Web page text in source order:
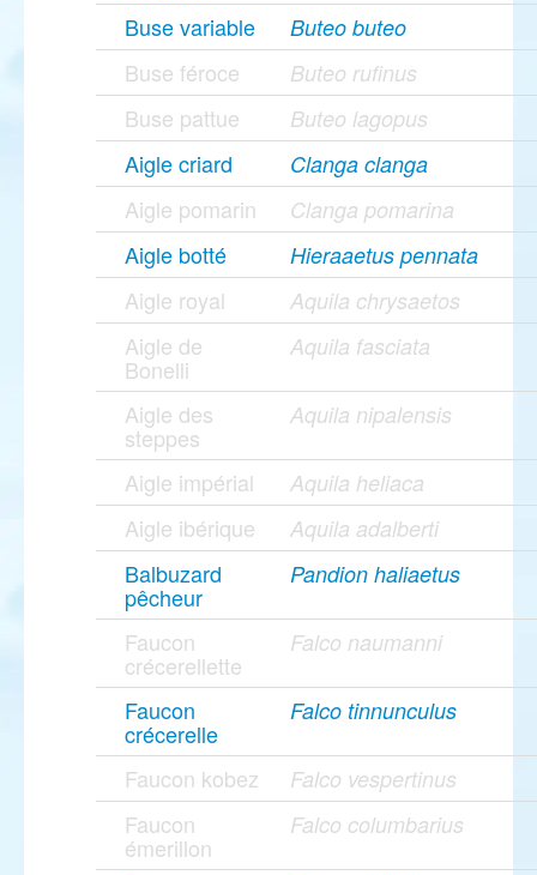
Buse variable Buteo buteo
Buse féroce Buteo rufinus
Buse pattue Buteo lagopus
Aigle criard Clanga clanga
Aigle pomarin Clanga pomarina
Aigle botté Hieraaetus pennata
Aigle royal Aquila chrysaetos
Aigle de
Bonelli
Aquila fasciata
Aigle des
steppes
Aquila nipalensis
Aigle impérial Aquila heliaca
Aigle ibérique Aquila adalberti
Balbuzard
pêcheur
Pandion haliaetus
Faucon
crécerellette
Falco naumanni
Faucon
crécerelle
Falco tinnunculus
Faucon kobez Falco vespertinus
Faucon
émerillon
Falco columbarius